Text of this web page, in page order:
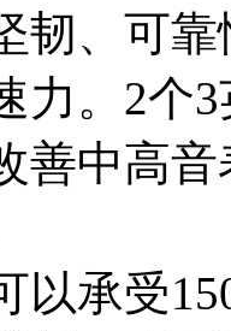
韧、可
力。2个
善中高
以承受